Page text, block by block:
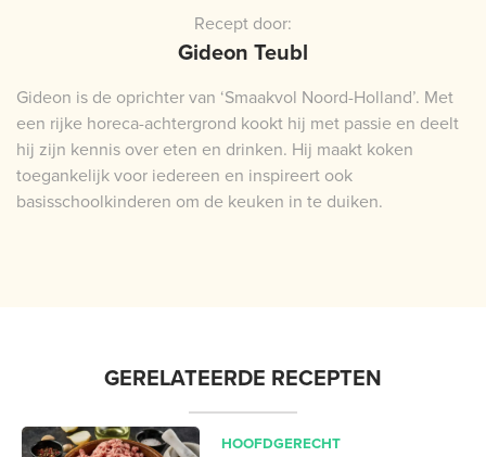
Recept door:
Gideon Teubl
Gideon is de oprichter van ‘Smaakvol Noord-Holland’. Met
een rijke horeca-achtergrond kookt hij met passie en deelt
hij zijn kennis over eten en drinken. Hij maakt koken
toegankelijk voor iedereen en inspireert ook
basisschoolkinderen om de keuken in te duiken.
GERELATEERDE RECEPTEN
HOOFDGERECHT